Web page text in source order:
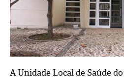
A Unidade Local de Saúde